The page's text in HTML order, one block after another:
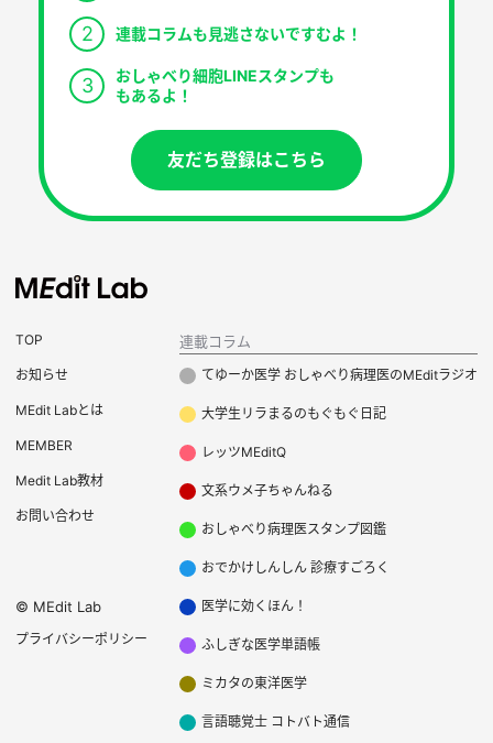
TOP
お知らせ
MEdit Labとは
MEMBER
Medit Lab教材
お問い合わせ
© MEdit Lab
プライバシーポリシー
連載コラム
てゆーか医学 おしゃべり病理医のMEditラジオ
大学生リラまるのもぐもぐ日記
レッツMEditQ
文系ウメ子ちゃんねる
おしゃべり病理医スタンプ図鑑
おでかけしんしん 診療すごろく
医学に効くほん！
ふしぎな医学単語帳
ミカタの東洋医学
言語聴覚士 コトバト通信
2 連載コラムも見逃さないですむよ！
3
おしゃべり細胞LINEスタンプも
もあるよ！
友だち登録はこちら